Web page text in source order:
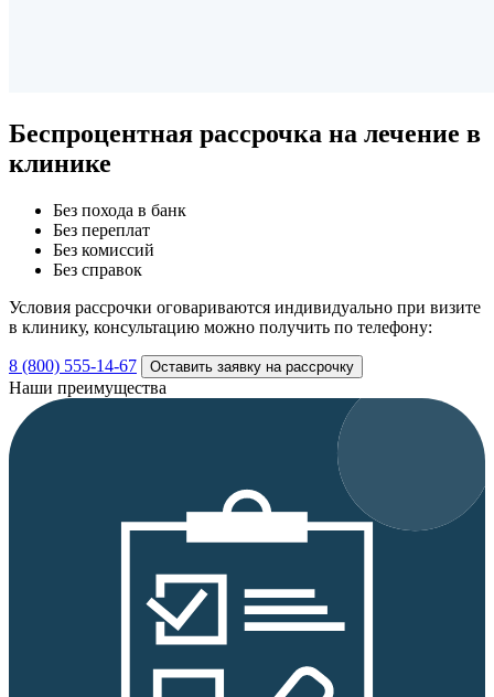
Беспроцентная рассрочка на лечение в
клинике
Без похода в банк
Без переплат
Без комиссий
Без справок
Условия рассрочки оговариваются индивидуально при визите
в клинику, консультацию можно получить по телефону:
8 (800) 555-14-67 Оставить заявку на рассрочку
Наши преимущества